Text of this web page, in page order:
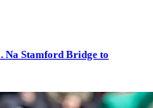
Na Stamford Bridge to